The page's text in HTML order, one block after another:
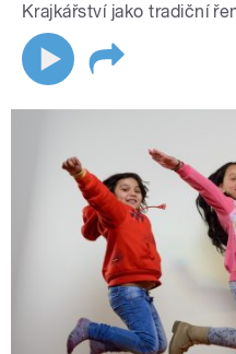
Krajkářství jako tradiční